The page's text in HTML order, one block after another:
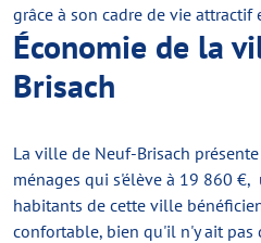
grâce à son cadre de vie
Économie de la
Brisach
La ville de Neuf-Brisach
ménages qui s'élève à 19 860 €,
habitants de cette ville
confortable, bien qu'il n'y ait pas